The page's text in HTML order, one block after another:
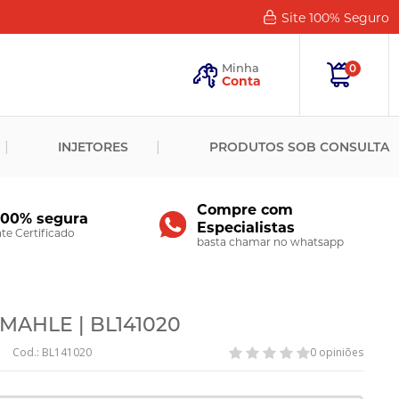
Site 100% Seguro
Minha
Conta
Senha?
Novo
CADASTRAR
0
INJETORES PRODUTOS SOB CONSULTA
segura
Certificado
Compre com
Especialistas
basta chamar no whatsapp
| BL141020
Cod.: BL141020 0 opiniões